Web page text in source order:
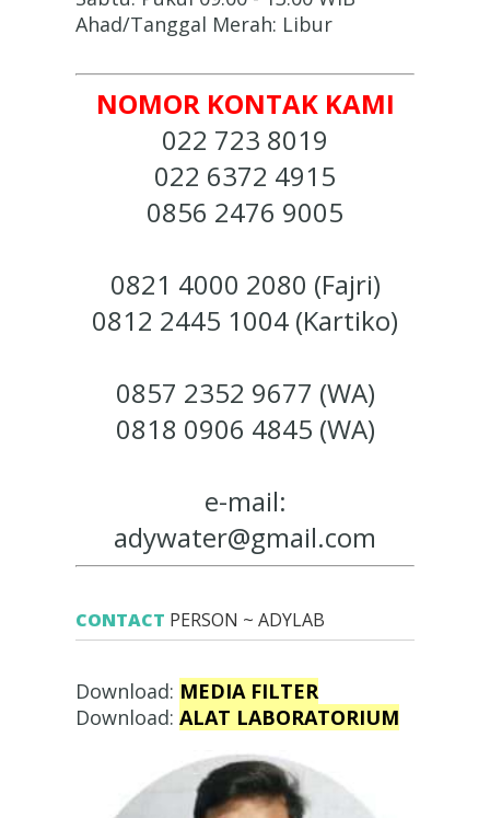
Ahad/Tanggal Merah: Libur
NOMOR KONTAK KAMI
022 723 8019
022 6372 4915
0856 2476 9005
0821 4000 2080 (Fajri)
0812 2445 1004 (Kartiko)
0857 2352 9677 (WA)
0818 0906 4845 (WA)
e-mail:
adywater@gmail.com
CONTACT PERSON ~ ADYLAB
Download: MEDIA FILTER
Download: ALAT LABORATORIUM